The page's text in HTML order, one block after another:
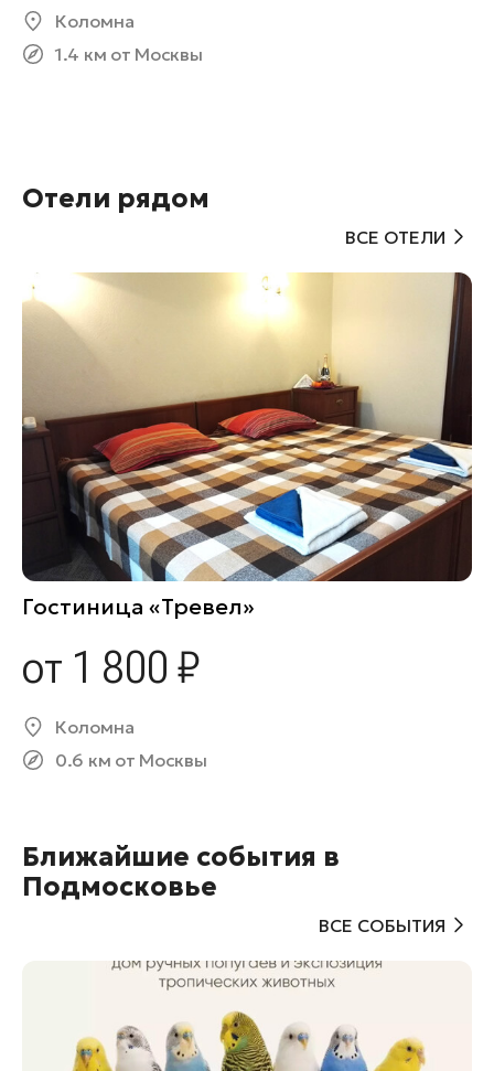
Коломна
1.4 км от Москвы
Отели рядом
ВСЕ ОТЕЛИ
Гостиница «Тревел»
от 1 800 ₽
Коломна
0.6 км от Москвы
Ближайшие события в
Подмосковье
ВСЕ СОБЫТИЯ